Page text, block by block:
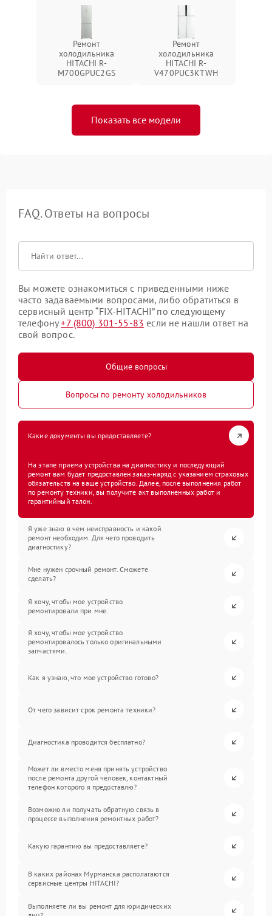
Ремонт
холодильника
HITACHI R-
M700GPUC2GS
Ремонт
холодильника
HITACHI R-
V470PUC3KTWH
Показать все модели
FAQ. Ответы на вопросы
Вы можете ознакомиться с приведенными ниже
часто задаваемыми вопросами, либо обратиться в
сервисный центр “FIX-HITACHI” по следующему
телефону+7 (800) 301-55-83 если не нашли ответ на
свой вопрос.
Общие вопросы
Вопросы по ремонту холодильников
Какие документы вы предоставляете?
На этапе приема устройства на диагностику и последующий
ремонт вам будет предоставлен заказ-наряд с указанием страховых
обязательств на ваше устройство. Далее, после выполнения работ
по ремонту техники, вы получите акт выполненных работ и
гарантийный талон.
Я уже знаю в чем неисправность и какой
ремонт необходим. Для чего проводить
диагностику?
Мне нужен срочный ремонт. Сможете
сделать?
Я хочу, чтобы мое устройство
ремонтировали при мне.
Я хочу, чтобы мое устройство
ремонтировалось только оригинальными
запчастями.
Как я узнаю, что мое устройство готово?
От чего зависит срок ремонта техники?
Диагностика проводится бесплатно?
Может ли вместо меня принять устройство
после ремонта другой человек, контактный
телефон которого я предоставлю?
Возможно ли получать обратную связь в
процессе выполнения ремонтных работ?
Какую гарантию вы предоставляете?
В каких районах Мурманска располагаются
сервисные центры HITACHI?
Выполняете ли вы ремонт для юридических